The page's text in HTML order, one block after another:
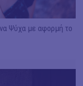
Ψύχα με αφορμή το